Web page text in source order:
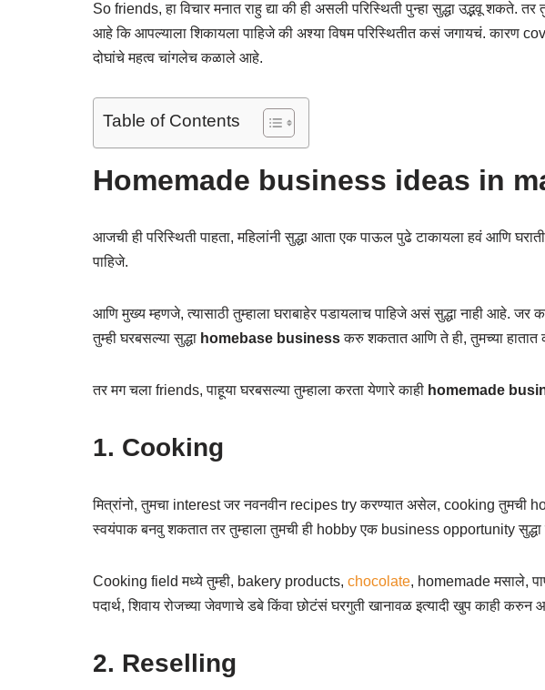
So friends, हा विचार मनात राहु द्या की ही असली परिस्थिती पुन्हा सुद्धा उद्भवू शकते.
आहे कि आपल्याला शिकायला पाहिजे की अश्या विषम परिस्थितीत कसं जगायचं. कारण
दोघांचे महत्व चांगलेच कळाले आहे.
Table of Contents
Homemade business ideas in
आजची ही परिस्थिती पाहता, महिलांनी सुद्धा आता एक पाऊल पुढे टाकायला हवं आणि
पाहिजे.
आणि मुख्य म्हणजे, त्यासाठी तुम्हाला घराबाहेर पडायलाच पाहिजे असं सुद्धा नाही आहे.
तुम्ही घरबसल्या सुद्धा homebase businessकरु शकतात आणि ते ही, तुमच्या हातात
तर मग चला friends, पाहूया घरबसल्या तुम्हाला करता येणारे काही homemade
1. Cooking
मित्रांनो, तुमचा interest जर नवनवीन recipes try करण्यात असेल, cooking तुमची
स्वयंपाक बनवु शकतात तर तुम्हाला तुमची ही hobby एक business opportunity
Cooking field मध्ये तुम्ही, bakery products, chocolate, homemade मसाले,
पदार्थ, शिवाय रोजच्या जेवणाचे डबे किंवा छोटंसं घरगुती खानावळ इत्यादी खुप काही
2. Reselling